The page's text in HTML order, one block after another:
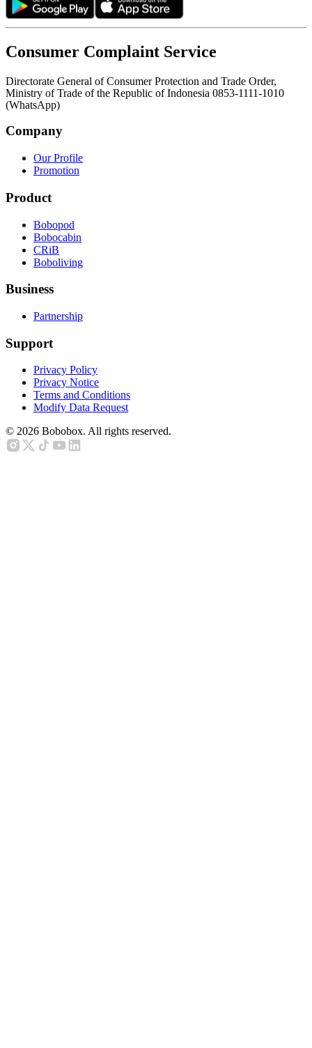
Consumer Complaint Service
Directorate General of Consumer Protection and Trade Order,
Ministry of Trade of the Republic of Indonesia 0853-1111-1010
(WhatsApp)
Company
Our Profile
Promotion
Product
Bobopod
Bobocabin
CRiB
Boboliving
Business
Partnership
Support
Privacy Policy
Privacy Notice
Terms and Conditions
Modify Data Request
© 2026 Bobobox. All rights reserved.